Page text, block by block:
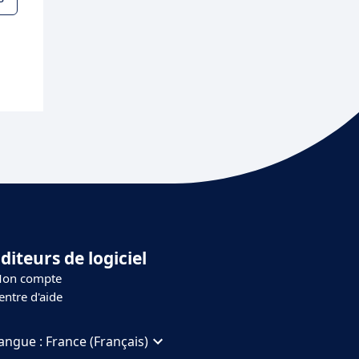
de logiciel
compte
d'aide
: France (Français)